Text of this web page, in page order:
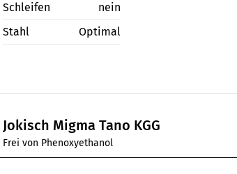
Schleifen
nein
Stahl
Optimal
Jokisch Migma Tano KGG
Frei von Phenoxyethanol